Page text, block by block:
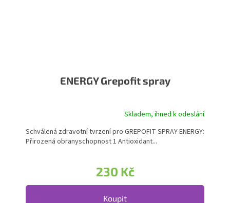
ENERGY Grepofit spray
Průměrné hodnocení produktu je 5,0 z 5 hvězdiček.
Skladem, ihned k odeslání
230 Kč
Koupit
Schválená zdravotní tvrzení pro GREPOFIT SPRAY ENERGY:
Přirozená obranyschopnost 1 Antioxidant...